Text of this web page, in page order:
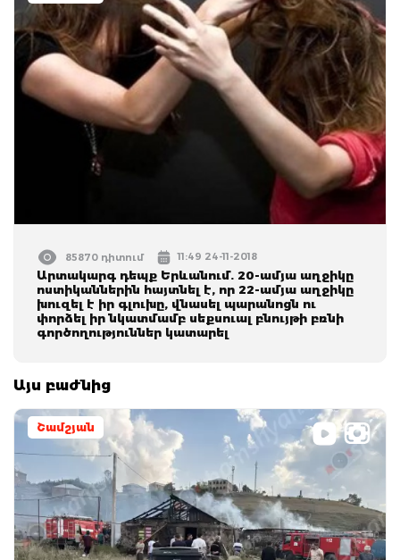
85870 դիտում 11:49 24-11-2018
Արտակարգ դեպք Երևանում. 20-ամյա աղջիկը
ոստիկաններին հայտնել է, որ 22-ամյա աղջիկը
խուզել է իր գլուխը, վնասել պարանոցն ու
փորձել իր նկատմամբ սեքսուալ բնույթի բռնի
գործողություններ կատարել
Այս բաժնից
Շամշյան